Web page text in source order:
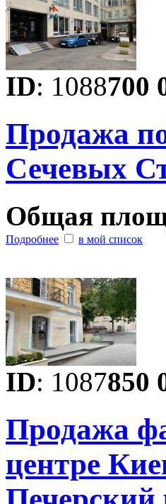
ID: 1088700
Продажа
Сечевых
Общая
Подробнее в мой список
ID: 1087850
Продажа
центре